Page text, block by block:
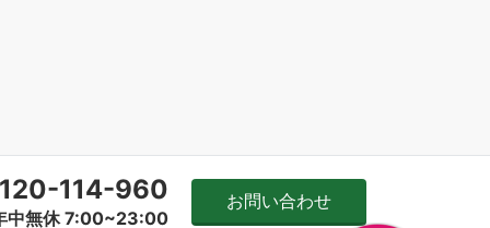
114-960
中無休 7:00~23:00
お問い合わせ